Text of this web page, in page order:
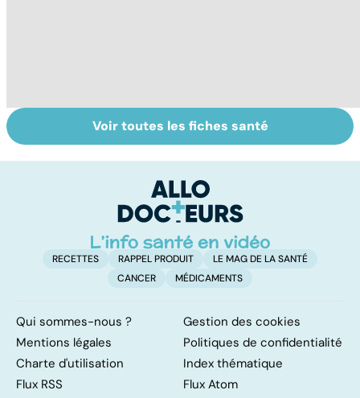
Tout savoir sur le
cerveau
Staphylocoque
doré : une
surveillance
Voir toutes les fiches santé
RECETTES RAPPEL PRODUIT
LE MAG DE LA SANTÉ
CANCER
MÉDICAMENTS
Qui sommes-nous ?
Gestion des cookies
Mentions légales
Politiques de confidentialité
Charte d'utilisation
Index thématique
Flux RSS
Flux Atom